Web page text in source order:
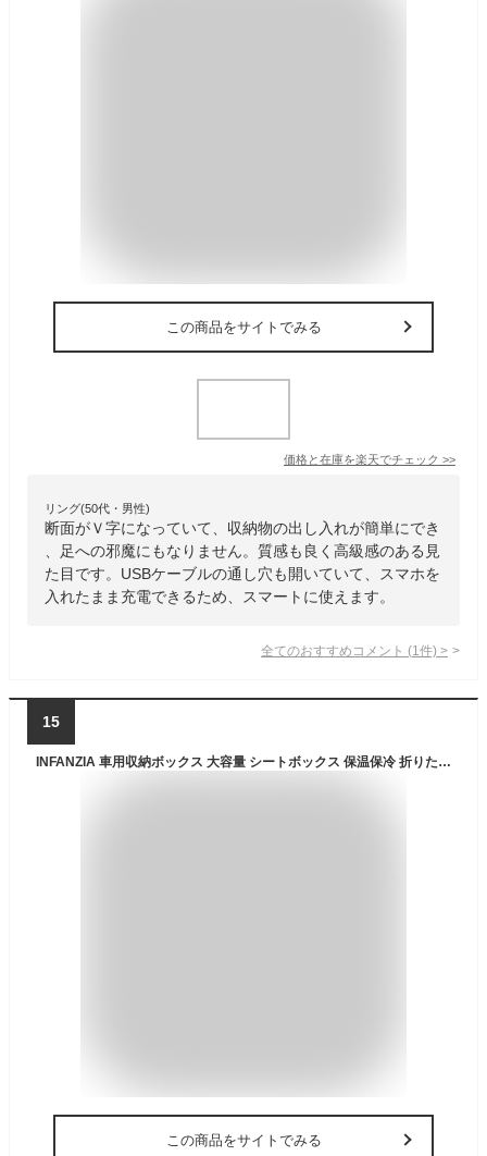
この商品をサイトでみる
価格と在庫を楽天でチェック >>
リング(50代・男性)
断面がＶ字になっていて、収納物の出し入れが簡単にでき
、足への邪魔にもなりません。質感も良く高級感のある見
た目です。USBケーブルの通し穴も開いていて、スマホを
入れたまま充電できるため、スマートに使えます。
全てのおすすめコメント (1 件) >
15
INFANZIA 車用収納ボックス 大容量 シートボックス 保温保冷 折りたたみ式 車トランク収納ボックス 仕切りとカップホルダー付き 蓋付き RVボックス 小物整理 旅行用（ブラック）
この商品をサイトでみる